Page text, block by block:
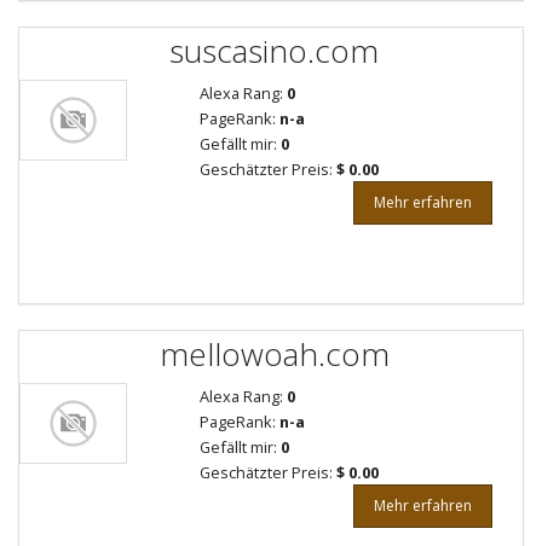
suscasino.com
Alexa Rang: 0
PageRank: n-a
Gefällt mir: 0
Geschätzter Preis: $ 0.00
Mehr erfahren
mellowoah.com
Alexa Rang: 0
PageRank: n-a
Gefällt mir: 0
Geschätzter Preis: $ 0.00
Mehr erfahren